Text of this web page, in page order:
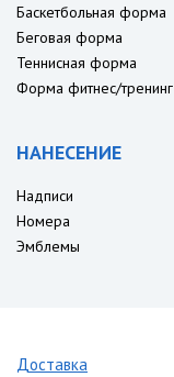
Баскетбольная форма
Беговая форма
Теннисная форма
Форма фитнес/тренинг
НАНЕСЕНИЕ
Надписи
Номера
Эмблемы
Доставка